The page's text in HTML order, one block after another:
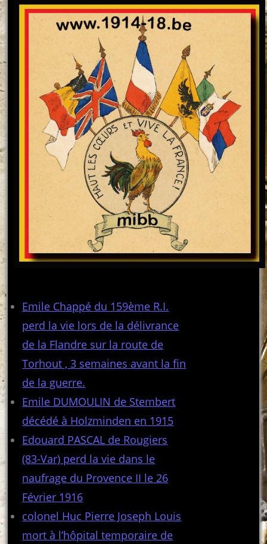
Emile Chappé du 159ème R.I.
perd la vie lors de la délivrance
de la Flandre sur la route de
Torhout , 3 semaines avant la fin
de la guerre.
Emile DUMOULIN de Stembert
décédé à Holzminden en 1915
Edouard PASCAL de Rougiers
(83-Var) perd la vie dans le
naufrage du Provence II le 26
Février 1916
colonel Huc Pierre Joseph Louis
mort à l’hôpital temporaire de